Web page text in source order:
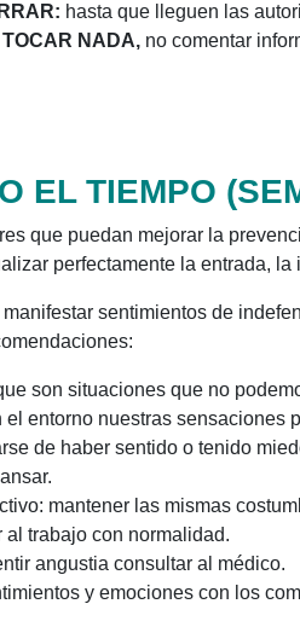
hasta que lleguen las
TOCAR NADA, no comentar
EL TIEMPO
que puedan mejorar la
perfectamente la entrada,
sentimientos de
son situaciones que no
el entorno nuestras sensaciones
de haber sentido o tenido
mantener las mismas
al trabajo con normalidad.
angustia consultar al médico.
y emociones con los